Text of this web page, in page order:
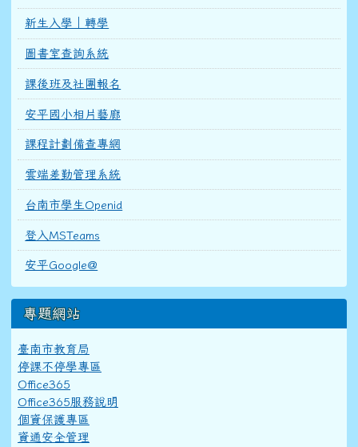
新生入學｜轉學
圖書室查詢系統
課後班及社團報名
安平國小相片藝廊
課程計劃備查專網
雲端差勤管理系統
台南市學生Openid
登入MSTeams
安平Google@
專題網站
臺南市教育局
停課不停學專區
Office365
Office365服務說明
個資保護專區
資通安全管理